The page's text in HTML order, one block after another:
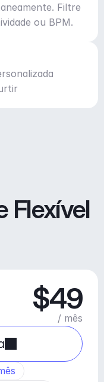
Filtre
ou BPM.
Flexível
$49
/ mês